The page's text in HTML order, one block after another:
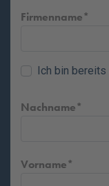
Firmenname
Ich bin bereits
Nachname
Vorname